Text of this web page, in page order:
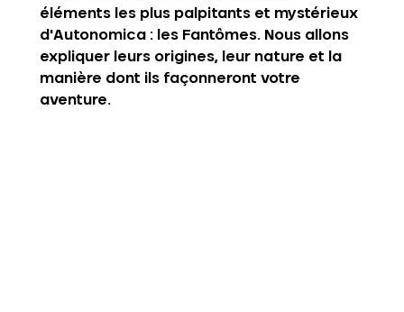
éléments les plus palpitants et mystérieux
d'Autonomica : les Fantômes. Nous allons
expliquer leurs origines, leur nature et la
manière dont ils façonneront votre
aventure.